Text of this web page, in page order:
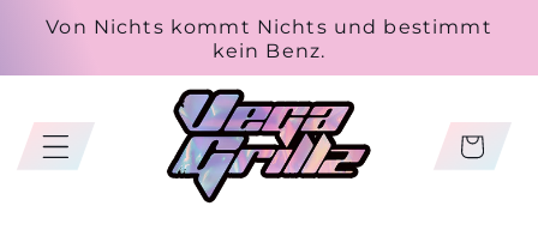
Skip to
Von Nichts kommt Nichts und bestimmt
kein Benz.
Cart